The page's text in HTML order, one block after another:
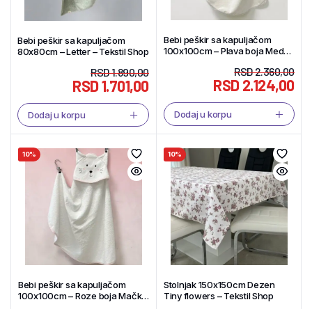
Bebi peškir sa kapuljačom
80x80cm – Letter – Tekstil Shop
RSD1.890,00
RSD1.701,00
Dodaj u korpu
Bebi peškir sa kapuljačom
100x100cm – Plava boja Meda
RSD2.360,00
RSD2.124,00
Dodaj u korpu
10%
Bebi peškir sa kapuljačom
100x100cm – Roze boja Mačka
10%
Stolnjak 150x150cm Dezen
Tiny flowers – Tekstil Shop